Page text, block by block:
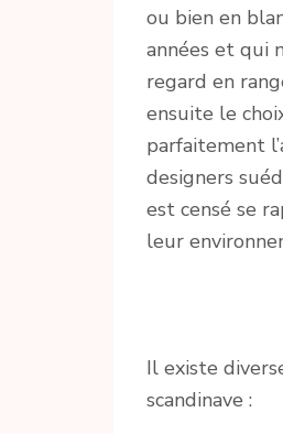
ou bien en
années et qui
regard en
ensuite le
parfaitement
designers
est censé se
leur
Il existe
scandinave :